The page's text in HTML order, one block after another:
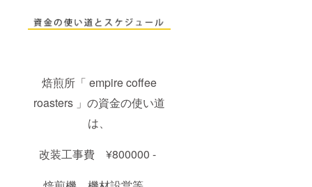
焙煎所「 empire coffee
roasters 」の資金の使い道
は、
改装工事費 ¥800000 -